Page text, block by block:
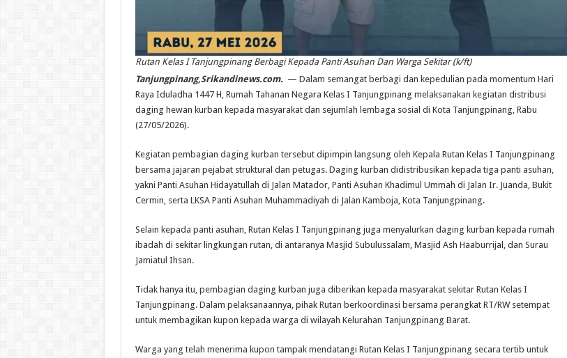
Rutan Kelas I Tanjungpinang Berbagi Kepada Panti Asuhan Dan Warga Sekitar (k/ft)
Tanjungpinang,Srikandinews.com.— Dalam semangat berbagi dan kepedulian pada momentum Hari
Raya Iduladha 1447 H, Rumah Tahanan Negara Kelas I Tanjungpinang melaksanakan kegiatan distribusi
daging hewan kurban kepada masyarakat dan sejumlah lembaga sosial di Kota Tanjungpinang, Rabu
(27/05/2026).
Kegiatan pembagian daging kurban tersebut dipimpin langsung oleh Kepala Rutan Kelas I Tanjungpinang
bersama jajaran pejabat struktural dan petugas. Daging kurban didistribusikan kepada tiga panti asuhan,
yakni Panti Asuhan Hidayatullah di Jalan Matador, Panti Asuhan Khadimul Ummah di Jalan Ir. Juanda, Bukit
Cermin, serta LKSA Panti Asuhan Muhammadiyah di Jalan Kamboja, Kota Tanjungpinang.
Selain kepada panti asuhan, Rutan Kelas I Tanjungpinang juga menyalurkan daging kurban kepada rumah
ibadah di sekitar lingkungan rutan, di antaranya Masjid Subulussalam, Masjid Ash Haaburrijal, dan Surau
Jamiatul Ihsan.
Tidak hanya itu, pembagian daging kurban juga diberikan kepada masyarakat sekitar Rutan Kelas I
Tanjungpinang. Dalam pelaksanaannya, pihak Rutan berkoordinasi bersama perangkat RT/RW setempat
untuk membagikan kupon kepada warga di wilayah Kelurahan Tanjungpinang Barat.
Warga yang telah menerima kupon tampak mendatangi Rutan Kelas I Tanjungpinang secara tertib untuk